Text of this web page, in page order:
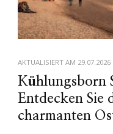
AKTUALISIERT AM 29.07.2026
Kühlungsborn
Entdecken Sie
charmanten